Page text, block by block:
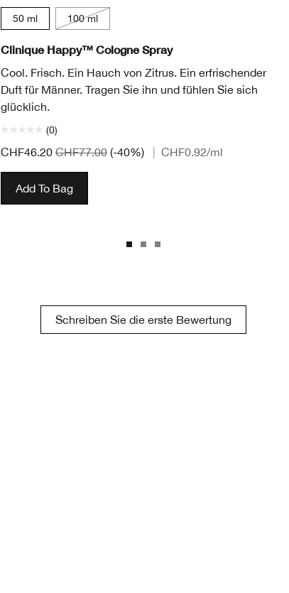
50 ml 100 ml
Clinique Happy™ Cologne Spray
Cool. Frisch. Ein Hauch von Zitrus. Ein erfrischender
Duft für Männer. Tragen Sie ihn und fühlen Sie sich
glücklich.
(0)
CHF46.20CHF77.00 (-40%) CHF0.92/ml
Add To Bag
Schreiben Sie die erste Bewertung